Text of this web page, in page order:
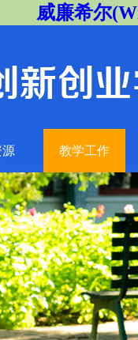
威廉希尔
源 教学工作